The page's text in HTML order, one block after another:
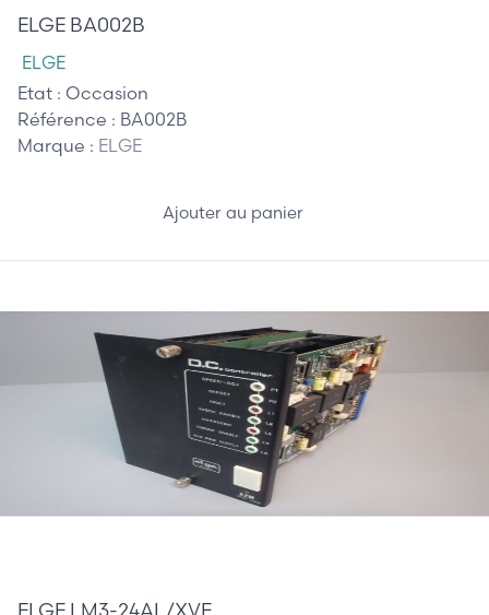
ELGE BA002B
ELGE
Etat : Occasion
Référence : BA002B
Marque : ELGE
Ajouter au panier
ELGE LM3-24AL/XVE